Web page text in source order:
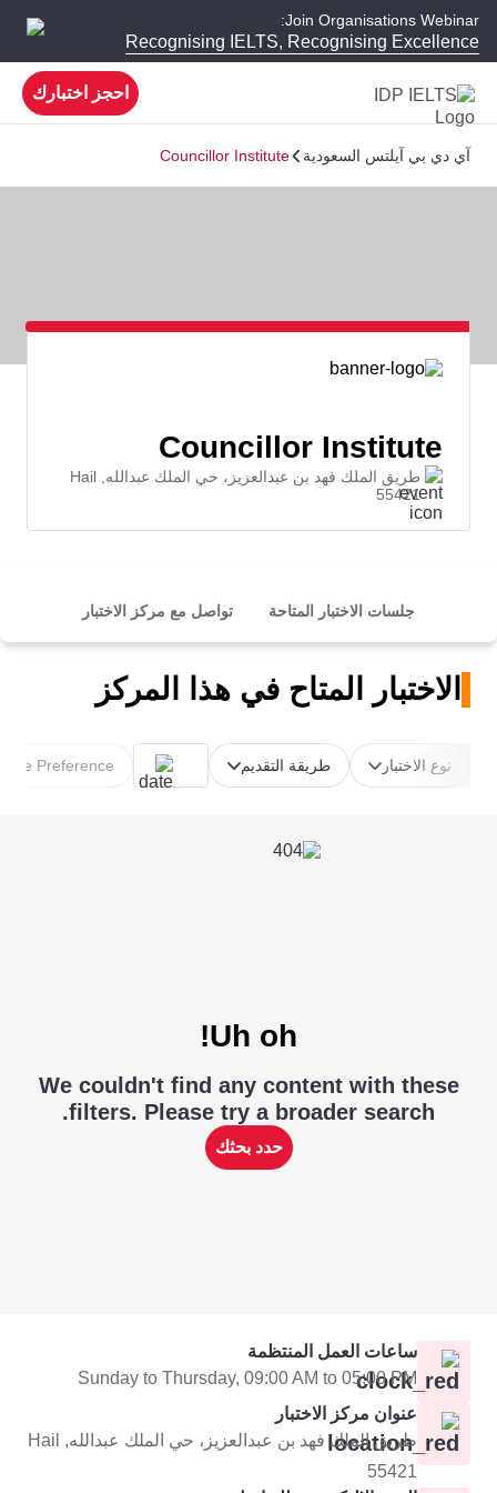
Join Organisations Webinar:
Recognising IELTS, Recognising Excellence
احجز اختبارك
آي دي بي آيلتس السعودية Councillor Institute
Councillor Institute
طريق الملك فهد بن عبدالعزيز، حي الملك عبدالله, Hail
55421
جلسات الاختبار المتاحة تواصل مع مركز الاختبار
الاختبار المتاح في هذا المركز
نوع الاختبار طريقة التقديم Preference
Uh oh!
We couldn't find any content with these
filters. Please try a broader search.
حدد بحثك
ساعات العمل المنتظمة
Sunday to Thursday, 09:00 AM to 05:00 PM
عنوان مركز الاختبار
طريق الملك فهد بن عبدالعزيز، حي الملك عبدالله, Hail
55421